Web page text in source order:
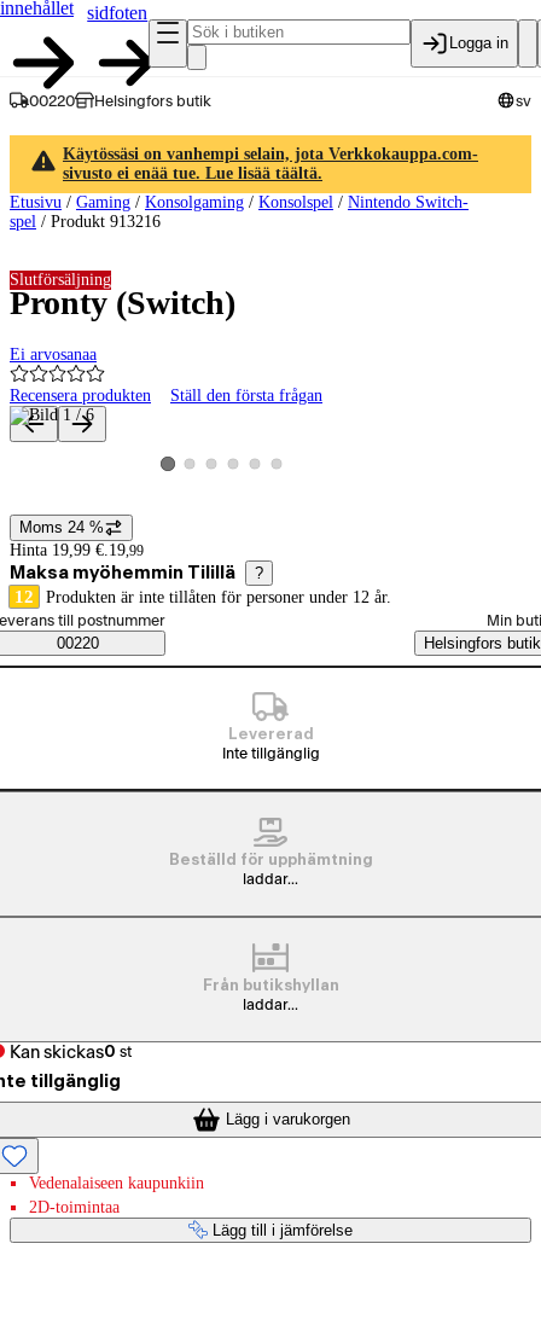
innehållet
sidfoten
Logga in
00220 Helsingfors butik sv
Käytössäsi on vanhempi selain, jota Verkkokauppa.com-
sivusto ei enää tue. Lue lisää täältä.
Etusivu / Gaming / Konsolgaming / Konsolspel / Nintendo Switch-
spel / Produkt 913216
Pronty (Switch)
Ei arvosanaa
Recensera produkten Ställ den första frågan
Slutförsäljning
Produktbilder och videor
Visa produktbild 1
Visa produktbild 2
Visa produktbild 3
Visa produktbild 4
Visa produktbild 5
Visa produktbild 6
Prisinformation
Moms 24 %
Hinta 19,99 €. 19,99
Maksa myöhemmin Tilillä ?
12 Produkten är inte tillåten för personer under 12 år.
Saatavuustiedot
beställningssätt
till postnummer
00220
Min
Helsingfors butik
Levererad
Inte tillgänglig
Beställd för upphämtning
laddar...
Från butikshyllan
laddar...
Kan skickas0 st
tillgänglig
Lägg i varukorgen
Vedenalaiseen kaupunkiin
2D-toimintaa
Lägg till i jämförelse